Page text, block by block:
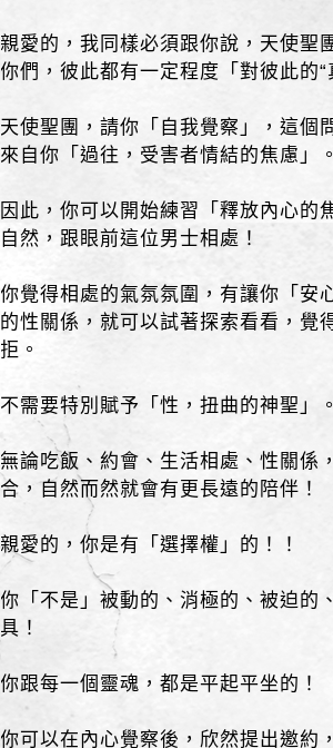
親愛的，我同樣必須跟你說，天使聖
你們，彼此都有一定程度「對彼此的“
天使聖團，請你「自我覺察」，這個
來自你「過往，受害者情結的焦慮」
因此，你可以開始練習「釋放內心的
自然，跟眼前這位男士相處！
你覺得相處的氣氛氛圍，有讓你「安
的性關係，就可以試著探索看看，覺
拒。
不需要特別賦予「性，扭曲的神聖」
無論吃飯、約會、生活相處、性關係
合，自然而然就會有更長遠的陪伴！
親愛的，你是有「選擇權」的！！
你「不是」被動的、消極的、被迫的
具！
你跟每一個靈魂，都是平起平坐的！
你可以在內心覺察後，欣然提出邀約